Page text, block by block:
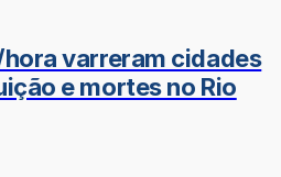
varreram cidades
e mortes no Rio